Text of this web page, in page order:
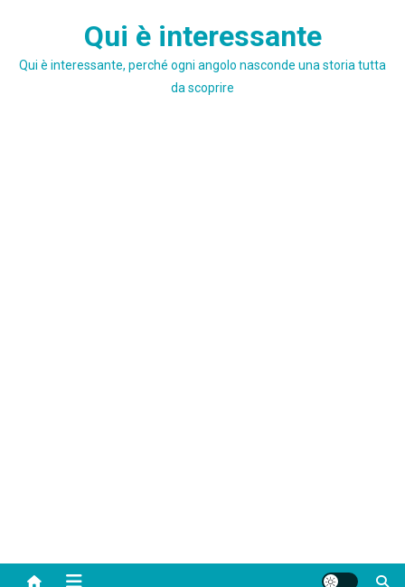
Qui è interessante
Qui è interessante, perché ogni angolo nasconde una storia tutta
da scoprire